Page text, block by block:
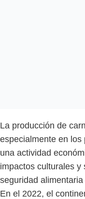
La producción de
especialmente en
una actividad
impactos culturales y
seguridad
En el 2022, el